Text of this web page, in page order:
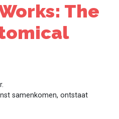
The
samenkomen, ontstaat